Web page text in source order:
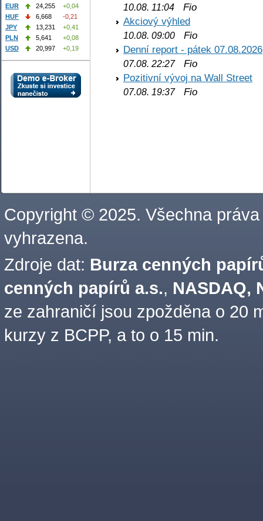
10.08. 11:04 Fio
Akciový výhled
10.08. 09:00 Fio
Denní report - pátek 07.08.2026
07.08. 22:27Fio
Pozitivní vývoj na Wall Street
07.08. 19:37Fio
EUR 24,255
+0,04
HUF
6,668
-0,21
JPY
13,231
+0,41
PLN
5,641
+0,08
USD
20,997 +0,19
Copyright © 2025. Všechna práva
vyhrazena.
Zdroje dat: Burza cenných
cenných papírů a.s., NASDAQ,
ze zahraničí jsou zpožděna o 20
kurzy z BCPP, a to o 15 min.